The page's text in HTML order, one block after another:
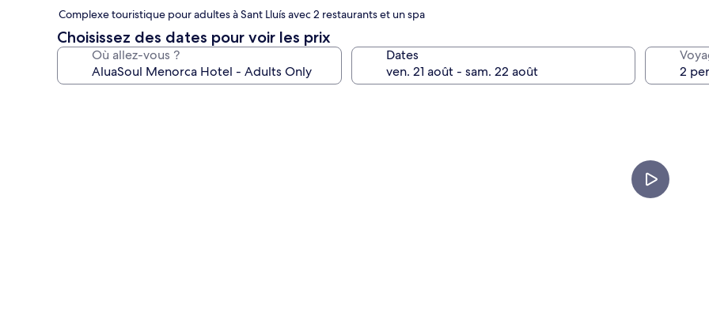
4.0 étoiles
Complexe touristique pour adultes à Sant Lluís avec 2 restaurants et un spa
Choisissez des dates pour voir les prix
Où allez-vous ? Dates